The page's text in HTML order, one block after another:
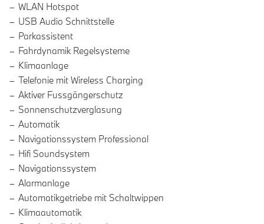
WLAN Hotspot
USB Audio Schnittstelle
Parkassistent
Fahrdynamik Regelsysteme
Klimaanlage
Telefonie mit Wireless Charging
Aktiver Fussgängerschutz
Sonnenschutzverglasung
Automatik
Navigationssystem Professional
Hifi Soundsystem
Navigationssystem
Alarmanlage
Automatikgetriebe mit Schaltwippen
Klimaautomatik